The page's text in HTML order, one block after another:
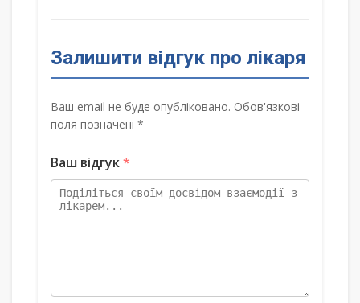
Залишити відгук про лікаря
Ваш email не буде опубліковано. Обов'язкові
поля позначені *
Ваш відгук*